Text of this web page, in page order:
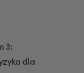
3:
dla